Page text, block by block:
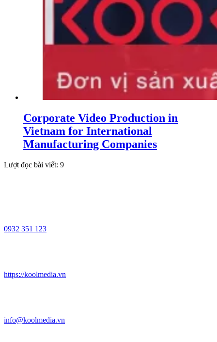
Corporate Video Production in
Vietnam for International
Manufacturing Companies
Lượt đọc bài viết: 9
0932 351 123
https://koolmedia.vn
info@koolmedia.vn